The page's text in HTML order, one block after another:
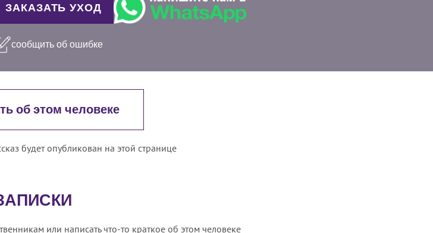
ЗАКАЗАТЬ УХОД
сообщить об ошибке
об этом человеке
будет опубликован на этой странице
или написать что-то краткое об этом человеке